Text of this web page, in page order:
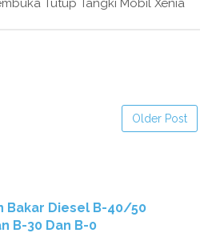
Tutup Tangki Mobil Xenia
Older Post
Bakar Diesel B-40/50
B-30 Dan B-0